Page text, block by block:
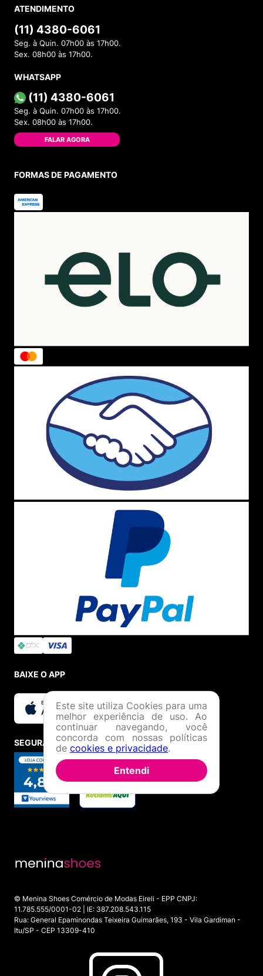
ATENDIMENTO
(11) 4380-6061
Seg. à Quin. 07h00 às 17h00.
Sex. 08h00 às 17h00.
WHATSAPP
(11) 4380-6061
Seg. à Quin. 07h00 às 17h00.
Sex. 08h00 às 17h00.
FALAR AGORA
FORMAS DE PAGAMENTO
BAIXE O APP
SEGURANÇA E CREDIBILIDADE
© Menina Shoes Comércio de Modas Eireli - EPP CNPJ:
11.785.555/0001-02 | IE: 387.208.543.115
Rua: General Epaminondas Teixeira Guimarães, 193 - Vila Gardiman -
Itu/SP - CEP 13309-410
Este site utiliza Cookies para uma
melhor experiência de uso. Ao
continuar navegando, você
concorda com nossas políticas
de cookies e privacidade.
Entendi